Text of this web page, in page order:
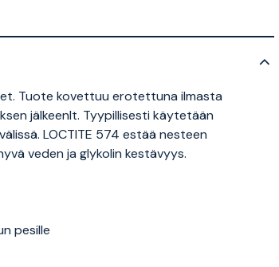
Tuote kovettuu erotettuna ilmasta
jälkeenIt. Tyypillisesti käytetään
LOCTITE 574 estää nesteen
veden ja glykolin kestävyys.
pesille